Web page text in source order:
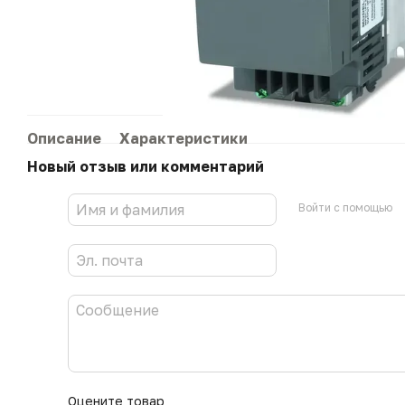
Описание
Характеристики
Новый отзыв или комментарий
Войти с помощью
Оцените товар